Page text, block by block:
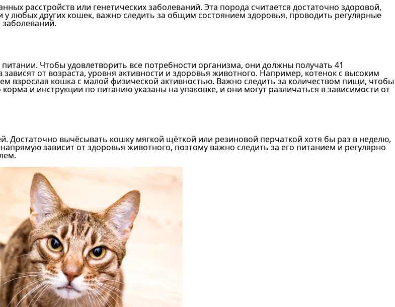
расстройств или генетических заболеваний. Эта порода считается достаточно здоровой,
любых других кошек, важно следить за общим состоянием здоровья, проводить регулярные
Чтобы удовлетворить все потребности организма, они должны получать 41
от возраста, уровня активности и здоровья животного. Например, котенок с высоким
взрослая кошка с малой физической активностью. Важно следить за количеством пищи, чтобы
и инструкции по питанию указаны на упаковке, и они могут различаться в зависимости от
Достаточно вычёсывать кошку мягкой щёткой или резиновой перчаткой хотя бы раз в неделю,
зависит от здоровья животного, поэтому важно следить за его питанием и регулярно